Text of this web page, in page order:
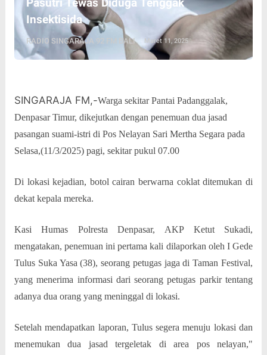
Insektisida
RADIO SINGARAJA 92 FM BALI Maret 11, 2025
SINGARAJA FM,-Warga sekitar Pantai Padanggalak,
Denpasar Timur, dikejutkan dengan penemuan dua jasad
pasangan suami-istri di Pos Nelayan Sari Mertha Segara pada
Selasa,(11/3/2025) pagi, sekitar pukul 07.00
Di lokasi kejadian, botol cairan berwarna coklat ditemukan di
dekat kepala mereka.
Kasi Humas Polresta Denpasar, AKP Ketut Sukadi,
mengatakan, penemuan ini pertama kali dilaporkan oleh I Gede
Tulus Suka Yasa (38), seorang petugas jaga di Taman Festival,
yang menerima informasi dari seorang petugas parkir tentang
adanya dua orang yang meninggal di lokasi.
Setelah mendapatkan laporan, Tulus segera menuju lokasi dan
menemukan dua jasad tergeletak di area pos nelayan,"